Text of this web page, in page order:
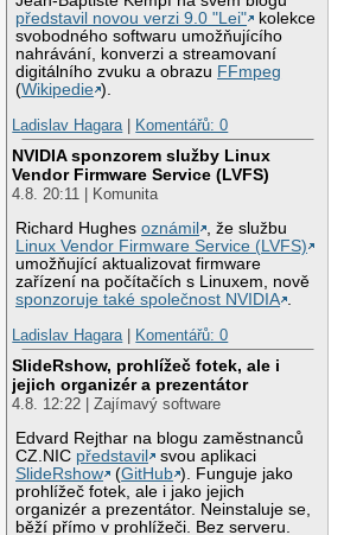
představil novou verzi 9.0 "Lei"
kolekce
svobodného softwaru umožňujícího
nahrávání, konverzi a streamovaní
digitálního zvuku a obrazu FFmpeg
(Wikipedie ).
Ladislav Hagara
Komentářů: 0
NVIDIA sponzorem služby Linux
Vendor Firmware Service (LVFS)
4.8. 20:11 | Komunita
Richard Hughesoznámil
, že službu
Linux Vendor Firmware Service (LVFS)
umožňující aktualizovat firmware
zařízení na počítačích s Linuxem, nově
sponzoruje také společnost NVIDIA .
Ladislav Hagara | Komentářů: 0
SlideRshow, prohlížeč fotek, ale i
jejich organizér a prezentátor
4.8. 12:22 | Zajímavý software
Edvard Rejthar na blogu zaměstnanců
CZ.NIC představil
svou aplikaci
SlideRshow
(GitHub ). Funguje jako
prohlížeč fotek, ale i jako jejich
organizér a prezentátor. Neinstaluje se,
běží přímo v prohlížeči. Bez serveru.